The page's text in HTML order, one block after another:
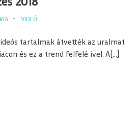
2018
VIDEÓ
tartalmak átvették az uralmat
és ez a trend felfelé ível. A[…]